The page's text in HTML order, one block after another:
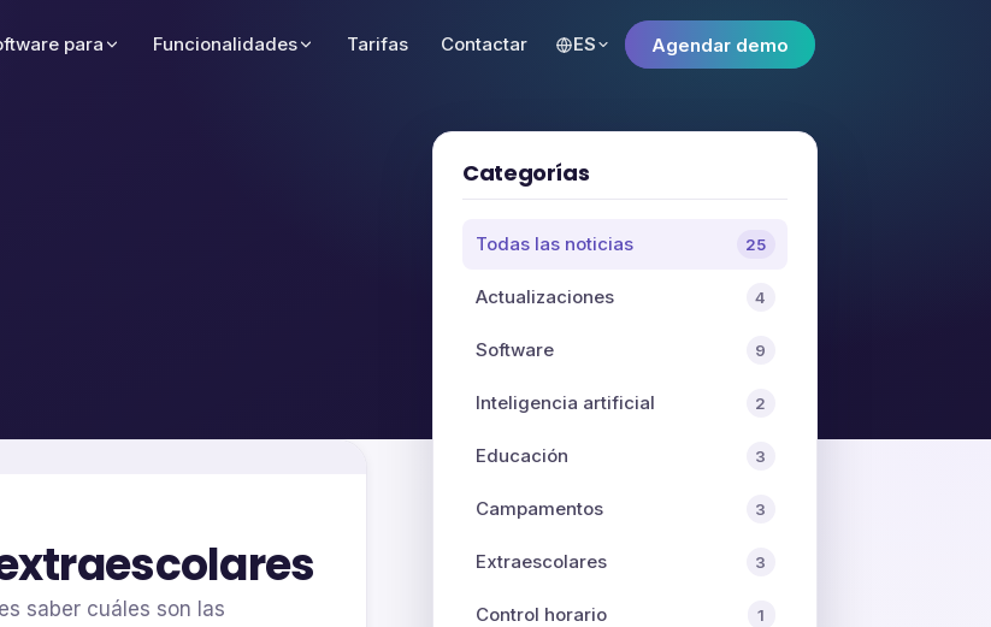
para Funcionalidades Tarifas Contactar ES Agendar demo
saber cuáles son las
Categorías
Todas las noticias 25
Actualizaciones 4
Software 9
Inteligencia artificial 2
Educación 3
Campamentos 3
Extraescolares 3
Control horario 1